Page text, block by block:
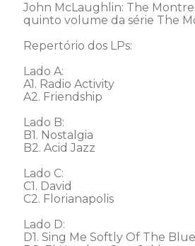
John McLaughlin: The
quinto volume da série The
Repertório dos LPs:
Lado A:
A1. Radio Activity
A2. Friendship
Lado B:
B1. Nostalgia
B2. Acid Jazz
Lado C:
C1. David
C2. Florianapolis
Lado D:
D1. Sing Me Softly Of The